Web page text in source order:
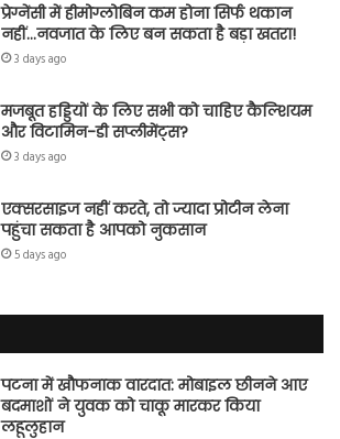
प्रेग्नेंसी में हीमोग्लोबिन कम होना सिर्फ थकान
नहीं…नवजात के लिए बन सकता है बड़ा खतरा!
3 days ago
मजबूत हड्डियों के लिए सभी को चाहिए कैल्शियम
और विटामिन-डी सप्लीमेंट्स?
3 days ago
एक्सरसाइज नहीं करते, तो ज्यादा प्रोटीन लेना
पहुंचा सकता है आपको नुकसान
5 days ago
पटना में खौफनाक वारदात: मोबाइल छीनने आए
बदमाशों ने युवक को चाकू मारकर किया
लहूलुहान